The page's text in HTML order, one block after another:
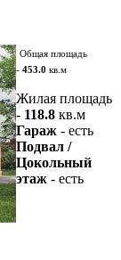
Общая площадь
- 453.0 кв.м
Жилая площадь
- 118.8 кв.м
Гараж - есть
Подвал /
Цокольный
этаж - есть